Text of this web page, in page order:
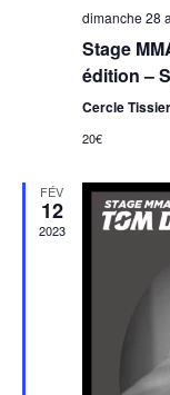
dimanche 28
Stage
édition –
Cercle
20€
FÉV
12
2023